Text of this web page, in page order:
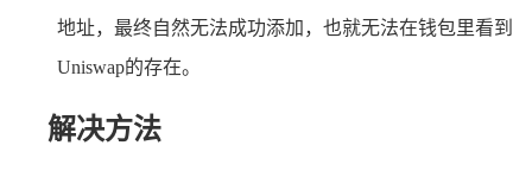
地址，最终自然无法成功添加，也就无法在钱包里看到
Uniswap的存在。
解决方法